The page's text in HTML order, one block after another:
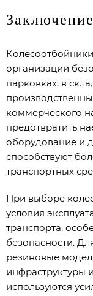
Заключение
организации
парковках, в
коммерческого
предотвратить
оборудование и
способствуют
транспортных
При выборе
условия
транспорта,
безопасности.
резиновые
инфраструктуры
используются